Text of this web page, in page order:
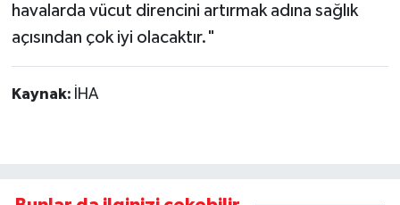
havalarda vücut direncini artırmak adına sağlık
açısından çok iyi olacaktır."
Kaynak: İHA